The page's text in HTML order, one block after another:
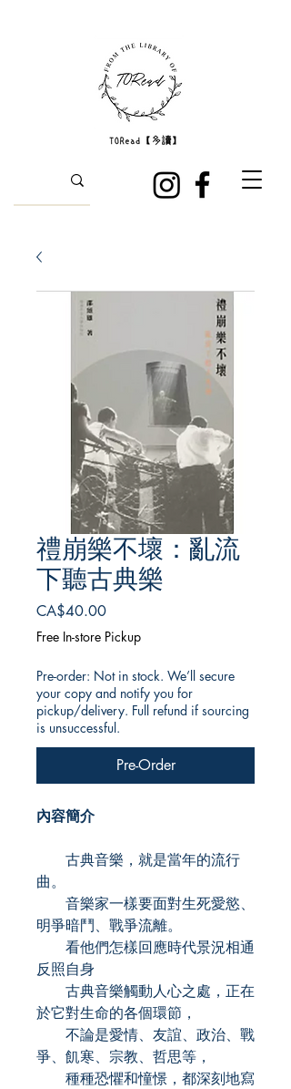
禮崩樂不壞：亂流
下聽古典樂
CA$40.00Price
Free In-store Pickup
Pre-order: Not in stock. We’ll secure
your copy and notify you for
pickup/delivery. Full refund if sourcing
is unsuccessful.
Pre-Order
內容簡介
古典音樂，就是當年的流行
曲。
音樂家一樣要面對生死愛慾、
明爭暗鬥、戰爭流離。
看他們怎樣回應時代景況相通
反照自身
古典音樂觸動人心之處，正在
於它對生命的各個環節，
不論是愛情、友誼、政治、戰
爭、飢寒、宗教、哲思等，
種種恐懼和憧憬，都深刻地寫